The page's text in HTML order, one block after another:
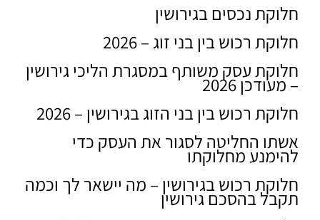
חלוקת נכסים בגירושין
חלוקת רכוש בין בני זוג – 2026
חלוקת עסק משותף במסגרת הליכי גירושין
– מעודכן 2026
חלוקת רכוש בין בני הזוג בגירושין – 2026
אשתו החליטה לסגור את העסק כדי
להימנע מחלוקתו
חלוקת רכוש בגירושין – מה יישאר לך וכמה
תקבל בהסכם גירושין